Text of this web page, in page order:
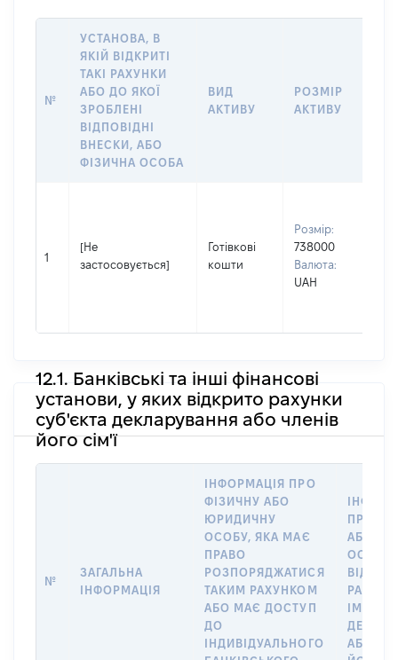
№
УСТАНОВА, В
ЯКІЙ ВІДКРИТІ
ТАКІ РАХУНКИ
АБО ДО ЯКОЇ
ЗРОБЛЕНІ
ВІДПОВІДНІ
ВНЕСКИ, АБО
ФІЗИЧНА ОСОБА
ВИД
АКТИВУ
РОЗМІР
АКТИВУ
1
[Не
застосовується]
Готівкові
кошти
Розмір:
738000
Валюта:
UAH
12.1. Банківські та інші фінансові
установи, у яких відкрито рахунки
суб'єкта декларування або членів
його сім'ї
№
ЗАГАЛЬНА
ІНФОРМАЦІЯ
ІНФОРМАЦІЯ ПРО
ФІЗИЧНУ АБО
ЮРИДИЧНУ
ОСОБУ, ЯКА МАЄ
ПРАВО
РОЗПОРЯДЖАТИСЯ
ТАКИМ РАХУНКОМ
АБО МАЄ ДОСТУП
ДО
ІНДИВІДУАЛЬНОГО
ПРО
АБО
ОСОБУ,
ІМ’Я
АБО